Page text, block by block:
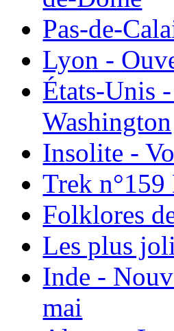
Pas-de-
Lyon -
États-Unis
Washington
Insolite -
Trek n°159
Folklores
Les plus
Inde -
mai